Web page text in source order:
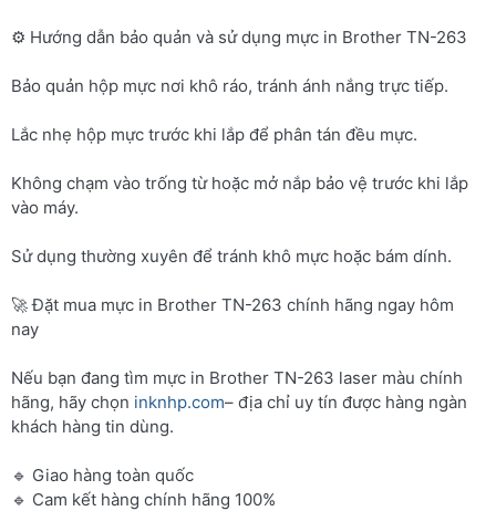
⚙️ Hướng dẫn bảo quản và sử dụng mực in Brother TN-263
Bảo quản hộp mực nơi khô ráo, tránh ánh nắng trực tiếp.
Lắc nhẹ hộp mực trước khi lắp để phân tán đều mực.
Không chạm vào trống từ hoặc mở nắp bảo vệ trước khi lắp
vào máy.
Sử dụng thường xuyên để tránh khô mực hoặc bám dính.
🚀 Đặt mua mực in Brother TN-263 chính hãng ngay hôm
nay
Nếu bạn đang tìm mực in Brother TN-263 laser màu chính
hãng, hãy chọn inknhp.com– địa chỉ uy tín được hàng ngàn
khách hàng tin dùng.
🔹 Giao hàng toàn quốc
🔹 Cam kết hàng chính hãng 100%